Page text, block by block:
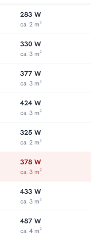
283 W
ca. 2 m²
330 W
ca. 3 m²
377 W
ca. 3 m²
424 W
ca. 3 m²
325 W
ca. 2 m²
378 W
ca. 3 m²
433 W
ca. 3 m²
487 W
ca. 4 m²